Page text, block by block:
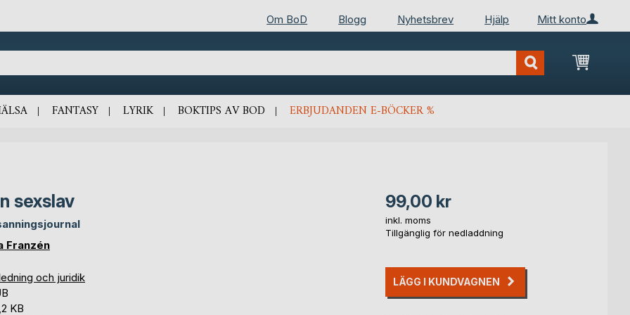
Mitt konto
Om BoD Blogg Nyhetsbrev Hjälp
Min
FANTASY LYRIK BOKTIPS AV BOD ERBJUDANDEN E-BÖCKER %
sexslav
Franzén
och juridik
KB
99,00 kr
inkl. moms
Tillgänglig för nedladdning
LÄGG I KUNDVAGNEN